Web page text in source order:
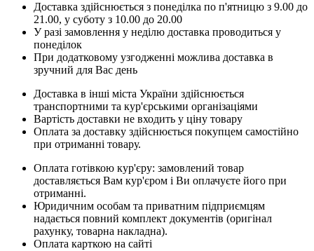
Доставка здійснюється з понеділка по п'ятницю з 9.00 до
21.00, у суботу з 10.00 до 20.00
У разі замовлення у неділю доставка проводиться у
понеділок
При додатковому узгодженні можлива доставка в
зручний для Вас день
Доставка в інші міста України здійснюється
транспортними та кур'єрськими організаціями
Вартість доставки не входить у ціну товару
Оплата за доставку здійснюється покупцем самостійно
при отриманні товару.
Оплата готівкою кур'єру: замовлений товар
доставляється Вам кур'єром і Ви оплачуєте його при
отриманні.
Юридичним особам та приватним підприємцям
надається повний комплект документів (оригінал
рахунку, товарна накладна).
Оплата карткою на сайті